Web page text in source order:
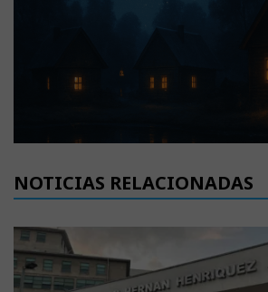
NOTICIAS RELACIONADAS